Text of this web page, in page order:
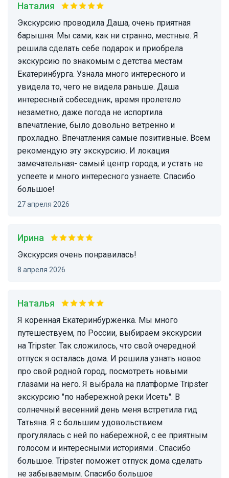
Наталия
Экскурсию проводила Даша, очень приятная
барышня. Мы сами, как ни странно, местные. Я
решила сделать себе подарок и приобрела
экскурсию по знакомым с детства местам
Екатеринбурга. Узнала много интересного и
увидела то, чего не видела раньше. Даша
интересный собеседник, время пролетело
незаметно, даже погода не испортила
впечатление, было довольно ветренно и
прохладно. Впечатления самые позитивные. Всем
рекомендую эту экскурсию. И локация
замечательная- самый центр города, и устать не
успеете и много интересного узнаете. Спасибо
большое!
27 апреля 2026
Ирина
Экскурсия очень понравилась!
8 апреля 2026
Наталья
Я коренная Екатеринбурженка. Мы много
путешествуем, по России, выбираем экскурсии
на Tripster. Так сложилось, что свой очередной
отпуск я осталась дома. И решила узнать новое
про свой родной город, посмотреть новыми
глазами на него. Я выбрала на платформе Tripster
экскурсию "по набережной реки Исеть". В
солнечный весенний день меня встретила гид
Татьяна. Я с большим удовольствием
прогулялась с ней по набережной, с ее приятным
голосом и интересными историями . Спасибо
большое. Tripster поможет отпуск дома сделать
не забываемым. Спасибо большое